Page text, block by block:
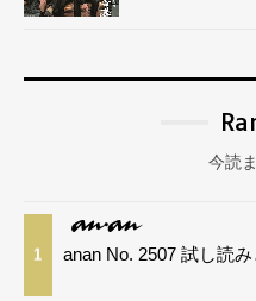
今読
1 anan No. 2507 試し読